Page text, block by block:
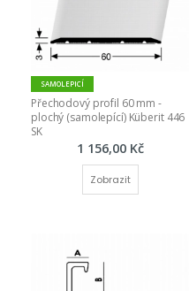
SAMOLEPICÍ
Přechodový profil 60 mm -
plochý (samolepící) Küberit 446
SK
1 156,00 Kč
Zobrazit